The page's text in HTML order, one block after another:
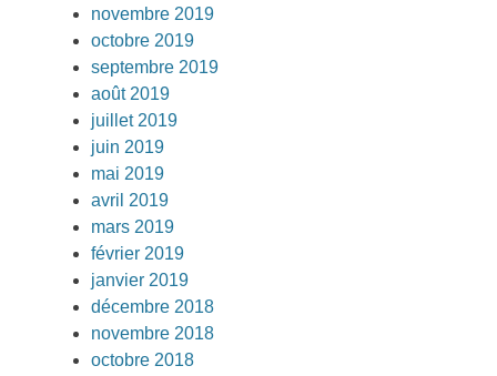
novembre 2019
octobre 2019
septembre 2019
août 2019
juillet 2019
juin 2019
mai 2019
avril 2019
mars 2019
février 2019
janvier 2019
décembre 2018
novembre 2018
octobre 2018